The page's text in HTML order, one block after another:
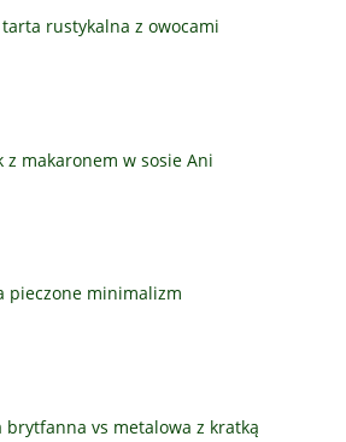
rustykalna z owocami
z makaronem w sosie Ani
pieczone minimalizm
brytfanna vs metalowa z kratką